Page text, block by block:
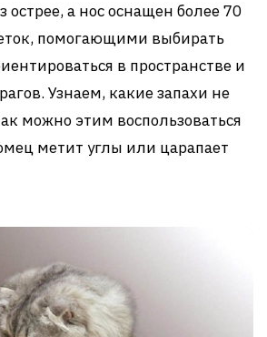
острее, а нос оснащен более 70
помогающими выбирать
в пространстве и
Узнаем, какие запахи не
можно этим воспользоваться
метит углы или царапает